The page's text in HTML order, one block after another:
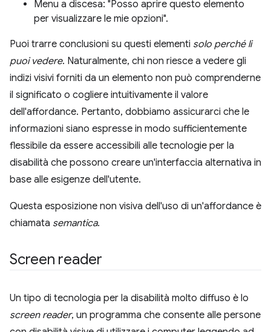
Menu a discesa: "Posso aprire questo elemento
per visualizzare le mie opzioni".
Puoi trarre conclusioni su questi elementi solo perché li
puoi vedere. Naturalmente, chi non riesce a vedere gli
indizi visivi forniti da un elemento non può comprenderne
il significato o cogliere intuitivamente il valore
dell'affordance. Pertanto, dobbiamo assicurarci che le
informazioni siano espresse in modo sufficientemente
flessibile da essere accessibili alle tecnologie per la
disabilità che possono creare un'interfaccia alternativa in
base alle esigenze dell'utente.
Questa esposizione non visiva dell'uso di un'affordance è
chiamata semantica.
Screen reader
Un tipo di tecnologia per la disabilità molto diffuso è lo
screen reader, un programma che consente alle persone